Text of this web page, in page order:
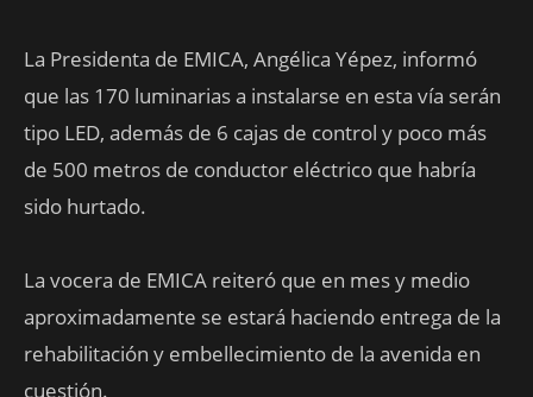
La Presidenta de EMICA, Angélica Yépez, informó
que las 170 luminarias a instalarse en esta vía serán
tipo LED, además de 6 cajas de control y poco más
de 500 metros de conductor eléctrico que habría
sido hurtado.
La vocera de EMICA reiteró que en mes y medio
aproximadamente se estará haciendo entrega de la
rehabilitación y embellecimiento de la avenida en
cuestión.